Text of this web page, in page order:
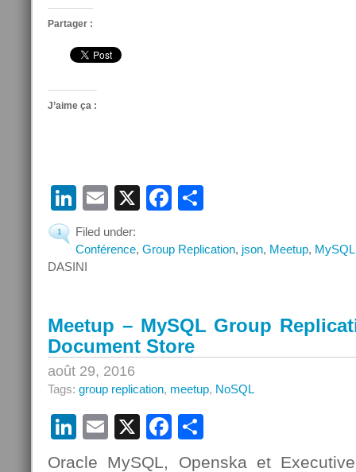
Partager :
J’aime ça :
LinkedIn
Email
X Facebook
1
Filed under:
Conférence, Group Replication, json, Meetup, MySQL
DASINI
Meetup – MySQL Group
Document Store
août 29, 2016
Tags: group replication, meetup, NoSQL
LinkedIn
Email
X Facebook
Oracle MySQL, Openska et